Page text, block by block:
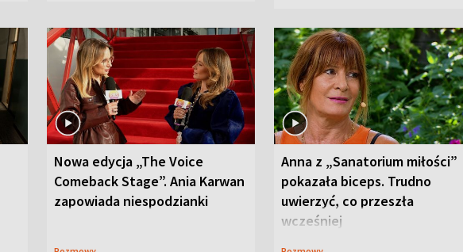
Nowa edycja „The Voice
Comeback Stage”. Ania Karwan
zapowiada niespodzianki
Anna z „Sanatorium miłości”
pokazała biceps. Trudno
uwierzyć, co przeszła
wcześniej